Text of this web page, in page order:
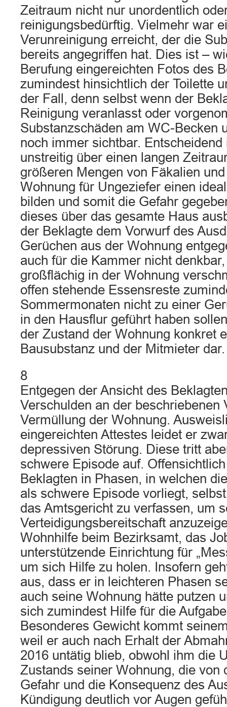
Zeitraum nicht nur unordentlich
reinigungsbedürftig. Vielmehr war
Verunreinigung erreicht, der die
bereits angegriffen hat. Dies ist –
Berufung eingereichten Fotos des
zumindest hinsichtlich der Toilette
der Fall, denn selbst wenn der
Reinigung veranlasst oder
Substanzschäden am WC-Becken
noch immer sichtbar.
unstreitig über einen langen
größeren Mengen von Fäkalien
Wohnung für Ungeziefer einen
bilden und somit die Gefahr
dieses über das gesamte Haus
der Beklagte dem Vorwurf des
Gerüchen aus der Wohnung
auch für die Kammer nicht
großflächig in der Wohnung
offen stehende Essensreste
Sommermonaten nicht zu einer
in den Hausflur geführt haben
der Zustand der Wohnung konkret
Bausubstanz und der Mitmieter dar.
8
Entgegen der Ansicht des
Verschulden an der beschriebenen
Vermüllung der Wohnung.
eingereichten Attestes leidet er
depressiven Störung. Diese tritt
schwere Episode auf.
Beklagten in Phasen, in welchen
als schwere Episode vorliegt,
das Amtsgericht zu verfassen, um
Verteidigungsbereitschaft
Wohnhilfe beim Bezirksamt, das
unterstützende Einrichtung für
um sich Hilfe zu holen. Insofern
aus, dass er in leichteren Phasen
auch seine Wohnung hätte putzen
sich zumindest Hilfe für die
Besonderes Gewicht kommt
weil er auch nach Erhalt der
2016 untätig blieb, obwohl ihm die
Zustands seiner Wohnung, die von
Gefahr und die Konsequenz des
Kündigung deutlich vor Augen